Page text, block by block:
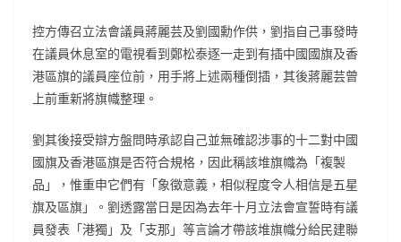
控方傳召立法會議員蔣麗芸及劉國勳作供，劉指自己事發時
在議員休息室的電視看到鄭松泰逐一走到有插中國國旗及香
港區旗的議員座位前，用手將上述兩種倒插，其後蔣麗芸曾
上前重新將旗幟整理。
劉其後接受辯方盤問時承認自己並無確認涉事的十二對中國
國旗及香港區旗是否符合規格，因此稱該堆旗幟為「複製
品」，惟重申它們有「象徵意義，相似程度令人相信是五星
旗及區旗」。劉透露當日是因為去年十月立法會宣誓時有議
員發表「港獨」及「支那」等言論才帶該堆旗幟分給民建聯